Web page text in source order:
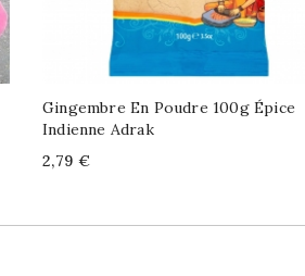
Gingembre En Poudre 100g Épice
Indienne Adrak
Price
2,79 €